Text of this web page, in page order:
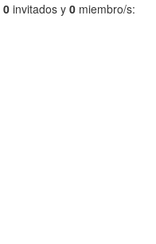
0 invitados y 0 miembro/s: